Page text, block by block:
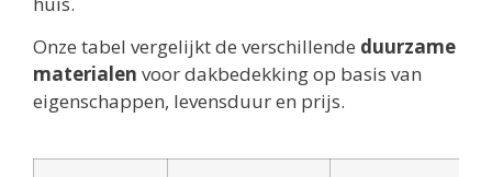
Onze tabel vergelijkt de verschillende duurzame
materialen voor dakbedekking op basis van
eigenschappen, levensduur en prijs.